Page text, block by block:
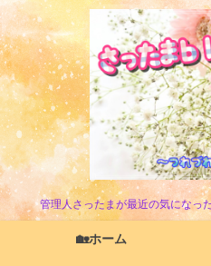
管理人さったまが最近の気になっ
🏡ホーム